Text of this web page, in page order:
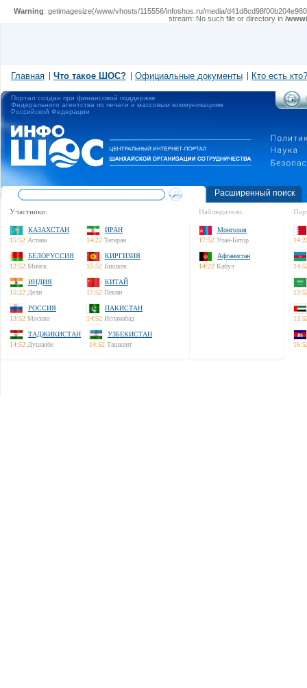
Warning: getimagesize(/www/vhosts/115556/infoshos.ru/media/
stream: No such file or directory in /
Главная Что такое ШОС? Официальные документы Кто есть кто?
Портал создан при финансовой поддержке
Федерального агентства по печати и массовым коммуникациям
Российской Федерации
Расширенный поиск
Участники:
КАЗАХСТАН
15:52 Астана
ИРАН
14:22 Тегеран
БЕЛОРУССИЯ
12:52 Минск
КИРГИЗИЯ
15:52 Бишкек
ИНДИЯ
15:22 Дели
КИТАЙ
17:52 Пекин
РОССИЯ
13:52 Москва
ПАКИСТАН
14:52 Исламабад
ТАДЖИКИСТАН
14:52 Душанбе
УЗБЕКИСТАН
14:52 Ташкент
Наблюдатели:
Монголия
17:52 Улан-Батор
Афганистан
14:22 Кабул